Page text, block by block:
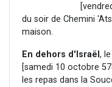
du soir de Chemini
maison.
En dehors d'Israël,
[samedi 10 octobre
les repas dans la